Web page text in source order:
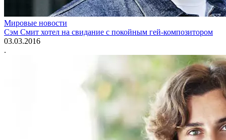
Мировые новости
Сэм Смит хотел на свидание с покойным гей-композитором
03.03.2016
.